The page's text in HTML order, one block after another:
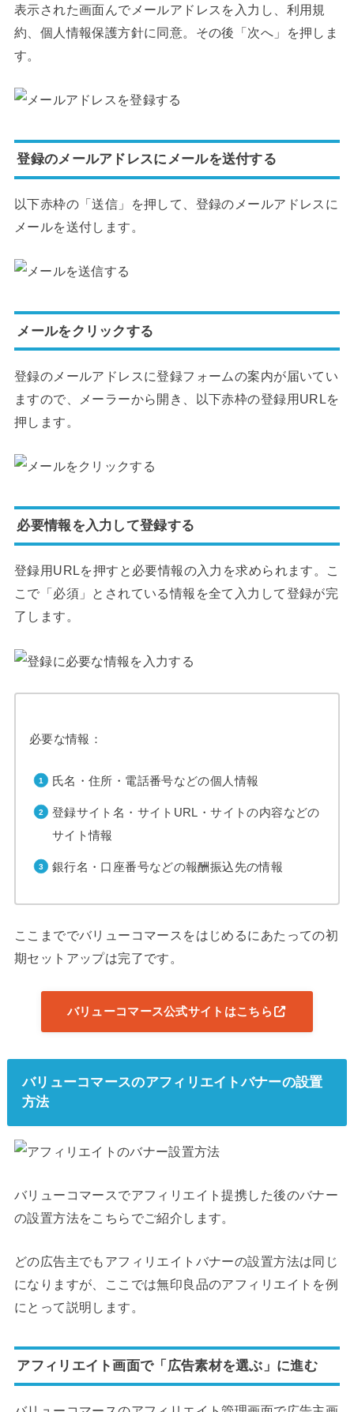
表示された画面んでメールアドレスを入力し、利用規
約、個人情報保護方針に同意。その後「次へ」を押しま
す。
登録のメールアドレスにメールを送付する
以下赤枠の「送信」を押して、登録のメールアドレスに
メールを送付します。
メールをクリックする
登録のメールアドレスに登録フォームの案内が届いてい
ますので、メーラーから開き、以下赤枠の登録用URLを
押します。
必要情報を入力して登録する
登録用URLを押すと必要情報の入力を求められます。こ
こで「必須」とされている情報を全て入力して登録が完
了します。
必要な情報：
氏名・住所・電話番号などの個人情報
登録サイト名・サイトURL・サイトの内容などの
サイト情報
銀行名・口座番号などの報酬振込先の情報
ここまででバリューコマースをはじめるにあたっての初
期セットアップは完了です。
バリューコマース公式サイトはこちら
バリューコマースのアフィリエイトバナーの設置
方法
バリューコマースでアフィリエイト提携した後のバナー
の設置方法をこちらでご紹介します。
どの広告主でもアフィリエイトバナーの設置方法は同じ
になりますが、ここでは無印良品のアフィリエイトを例
にとって説明します。
アフィリエイト画面で「広告素材を選ぶ」に進む